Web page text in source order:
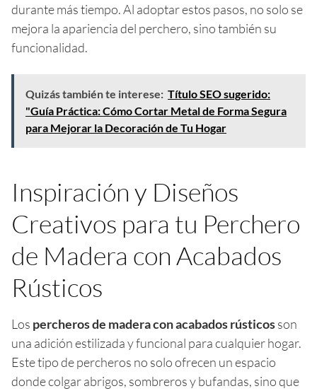
durante más tiempo. Al adoptar estos pasos, no solo se
mejora la apariencia del perchero, sino también su
funcionalidad.
Quizás también te interese: Título SEO sugerido:
"Guía Práctica: Cómo Cortar Metal de Forma Segura
para Mejorar la Decoración de Tu Hogar
Inspiración y Diseños
Creativos para tu Perchero
de Madera con Acabados
Rústicos
Los percheros de madera con acabados rústicosson
una adición estilizada y funcional para cualquier hogar.
Este tipo de percheros no solo ofrecen un espacio
donde colgar abrigos, sombreros y bufandas, sino que